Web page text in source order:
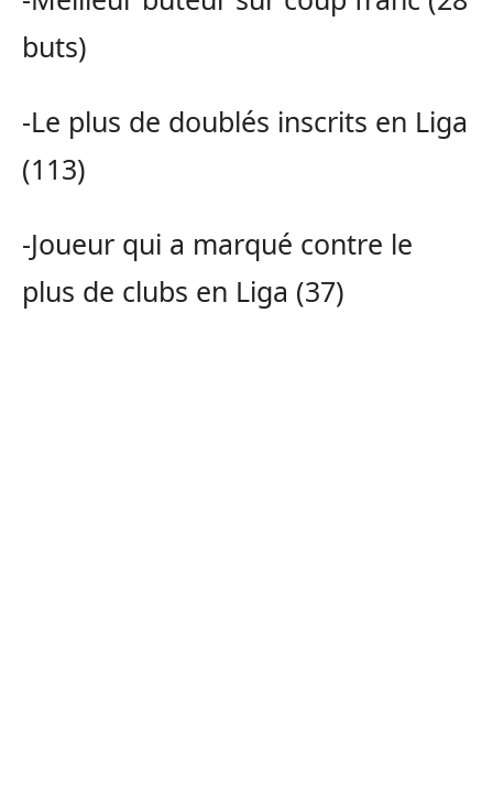
buts)
-Le plus de doublés inscrits en Liga
(113)
-Joueur qui a marqué contre le
plus de clubs en Liga (37)